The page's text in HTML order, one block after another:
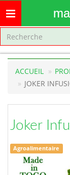
Toggle
navigation
ACCUEIL
JOKER
Joker
Agroalimentaire